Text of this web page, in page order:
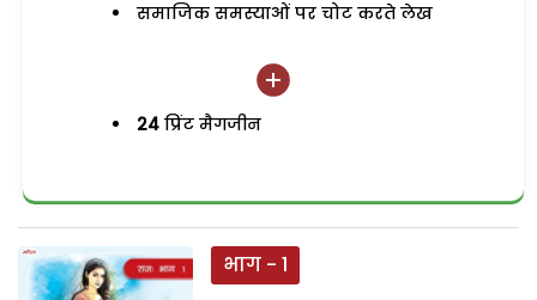
समाजिक समस्याओं पर चोट करते लेख
24 प्रिंट मैगजीन
भाग - 1